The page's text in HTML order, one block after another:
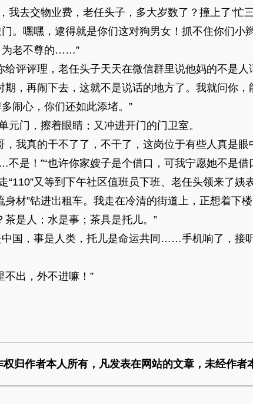
我去交物业费，老任头子，多大岁数了？撞上了‘忙
。嘿嘿，逮得就是你们这对狗男女！抓不住你们小
为老不尊的……”
给评评理，老任头子天天在微信群里说他妈的不是
期，再闹下去，这就不是说话的地方了。我就问你
闹心，你们还如此添堵。”
元门，擦着眼睛；又冲进开门的门卫室。
，我真的干不了了，不干了，这岗位于有些人真是
不是！”“也许你家嫂子是个借口，可我宁愿她不是
“110”又等到下午社区值班员下班、老任头领来了
身材”钻进出租车。我走在冷清的街道上，正想着下
茶是人；水是事；茶具是托儿。”
国，事是人类，托儿是命运共同……手机响了，接听
不出，外不进嘛！”
归作者本人所有，凡发表在网站的文章，未经作者